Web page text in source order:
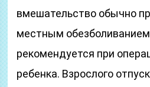
вмешательство обычно
местным
рекомендуется при
ребенка. Взрослого